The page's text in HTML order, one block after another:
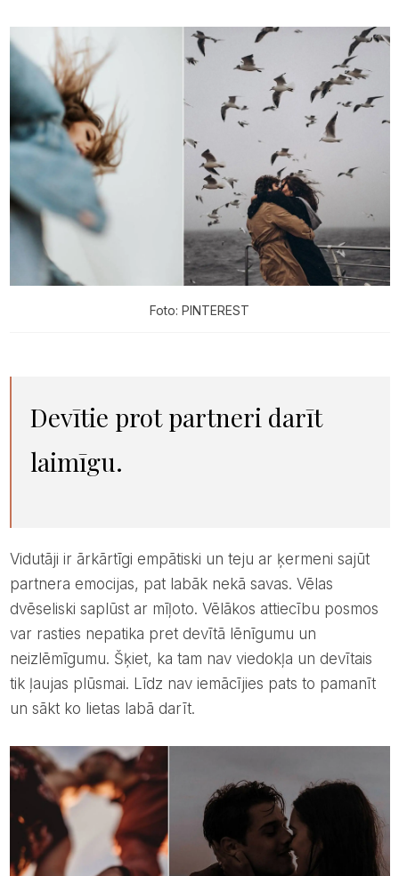
Foto: PINTEREST
Devītie prot partneri darīt
laimīgu.
Vidutāji ir ārkārtīgi empātiski un teju ar ķermeni sajūt
partnera emocijas, pat labāk nekā savas. Vēlas
dvēseliski saplūst ar mīļoto. Vēlākos attiecību posmos
var rasties nepatika pret devītā lēnīgumu un
neizlēmīgumu. Šķiet, ka tam nav viedokļa un devītais
tik ļaujas plūsmai. Līdz nav iemācījies pats to pamanīt
un sākt ko lietas labā darīt.